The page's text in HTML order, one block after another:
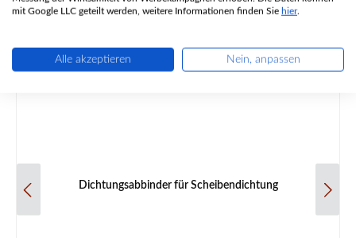
Dichtungsabbinder für Scheibendichtung
mit Google LLC geteilt werden, weitere Informationen finden Sie hier.
Alle akzeptieren Nein, anpassen